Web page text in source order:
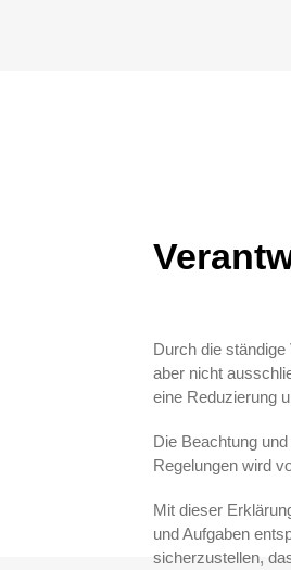
Durch die
aber nicht
eine Reduzierung
Die Beachtung
Regelungen wird
Mit dieser
und Aufgaben
sicherzustellen,